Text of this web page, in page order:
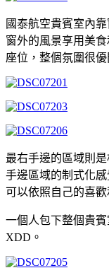
國泰航空貴賓室內
窗外的風景享用美
座位，整個氛圍很優
最右手邊的區域則
手邊區域的制式化
可以依照自己的喜
一個人包下整個貴
XDD。